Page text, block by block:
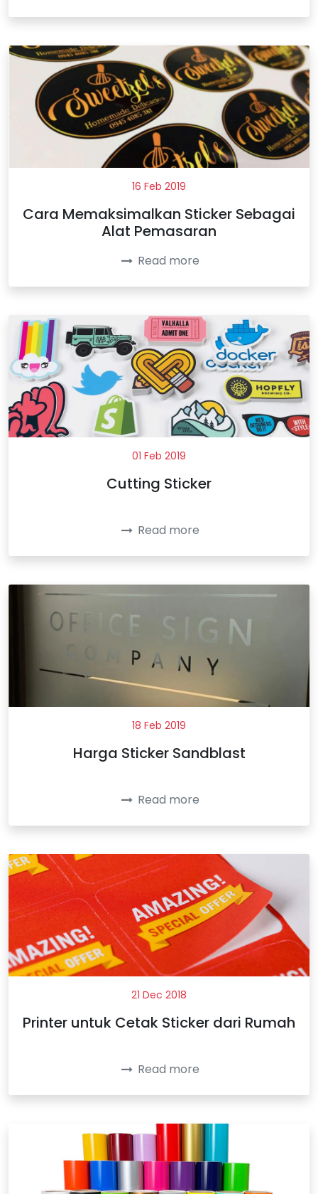
16 Feb 2019
Cara Memaksimalkan Sticker Sebagai
Alat Pemasaran
Read more
01 Feb 2019
Cutting Sticker
Read more
18 Feb 2019
Harga Sticker Sandblast
Read more
21 Dec 2018
Printer untuk Cetak Sticker dari Rumah
Read more